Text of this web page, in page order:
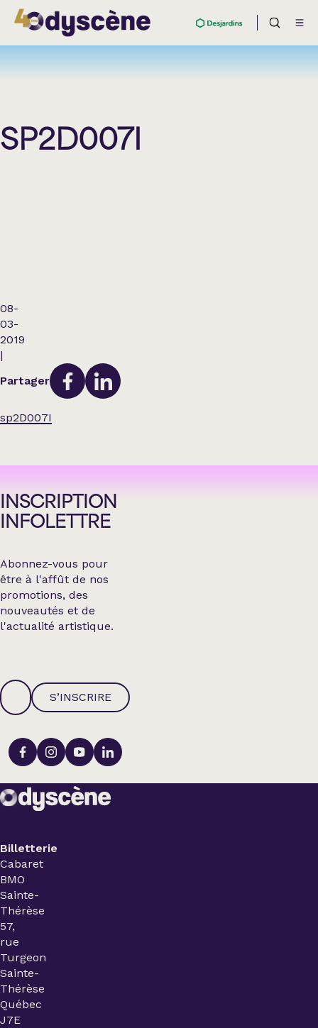
SP2D007I
08-
03-
2019
|
Partager
sp2D007I
INSCRIPTION
INFOLETTRE
Abonnez-vous pour
être à l'affût de nos
promotions, des
nouveautés et de
l'actualité artistique.
S’INSCRIRE
Billetterie
Cabaret
BMO
Sainte-
Thérèse
57,
rue
Turgeon
Sainte-
Thérèse
Québec
J7E